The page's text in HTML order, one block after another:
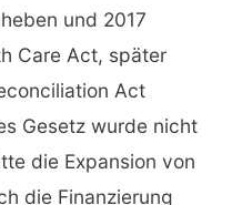
und 2017
Care Act, später
Act
Gesetz wurde nicht
die Expansion von
die Finanzierung